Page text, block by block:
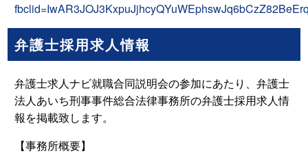
弁護士採用求人情報
弁護士求人ナビ就職合同説明会の参加にあたり、弁護士
法人あいち刑事事件総合法律事務所の弁護士採用求人情
報を掲載致します。
【事務所概要】